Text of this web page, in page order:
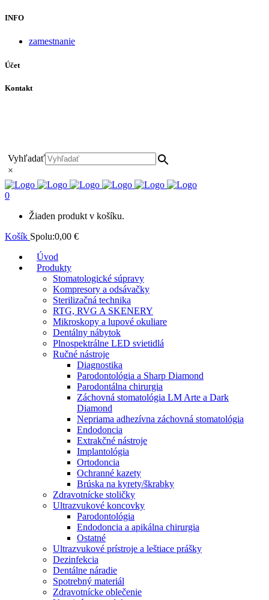
INFO
zamestnanie
Účet
Kontakt
Vyhľadať
×
0
Žiaden produkt v košíku.
Košík Spolu:0,00 €
Úvod
Produkty
Stomatologické súpravy
Kompresory a odsávačky
Sterilizačná technika
RTG, RVG A SKENERY
Mikroskopy a lupové okuliare
Dentálny nábytok
Plnospektrálne LED svietidlá
Ručné nástroje
Diagnostika
Parodontológia a Sharp Diamond
Parodontálna chirurgia
Záchovná stomatológia LM Arte a Dark
Diamond
Nepriama adhezívna záchovná stomatológia
Endodoncia
Extrakčné nástroje
Implantológia
Ortodoncia
Ochranné kazety
Brúska na kyrety/škrabky
Zdravotnícke stoličky
Ultrazvukové koncovky
Parodontológia
Endodoncia a apikálna chirurgia
Ostatné
Ultrazvukové prístroje a leštiace prášky
Dezinfekcia
Dentálne náradie
Spotrebný materiál
Zdravotnícke oblečenie